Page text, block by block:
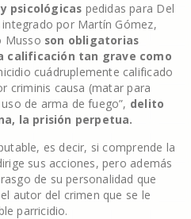
psicológicas pedidas para Del
por Martín Gómez,
Musso son obligatorias
calificación tan grave como
cuádruplemente calificado
criminis causa (matar para
de arma de fuego”, delito
la prisión perpetua.
es decir, si comprende la
sus acciones, pero además
de su personalidad que
autor del crimen que se le
parricidio.